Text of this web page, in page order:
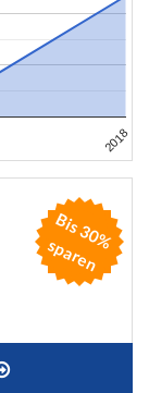
2018
B
is
3
0
%
s
p
a
r
e
n